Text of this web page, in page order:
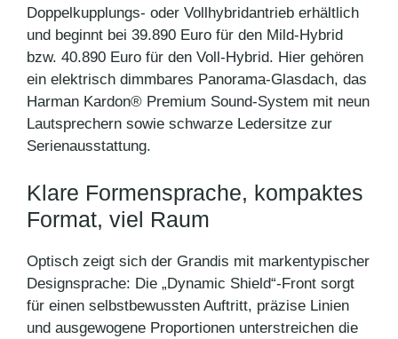
Doppelkupplungs- oder Vollhybridantrieb erhältlich
und beginnt bei 39.890 Euro für den Mild-Hybrid
bzw. 40.890 Euro für den Voll-Hybrid. Hier gehören
ein elektrisch dimmbares Panorama-Glasdach, das
Harman Kardon® Premium Sound-System mit neun
Lautsprechern sowie schwarze Ledersitze zur
Serienausstattung.
Klare Formensprache, kompaktes
Format, viel Raum
Optisch zeigt sich der Grandis mit markentypischer
Designsprache: Die „Dynamic Shield“-Front sorgt
für einen selbstbewussten Auftritt, präzise Linien
und ausgewogene Proportionen unterstreichen die